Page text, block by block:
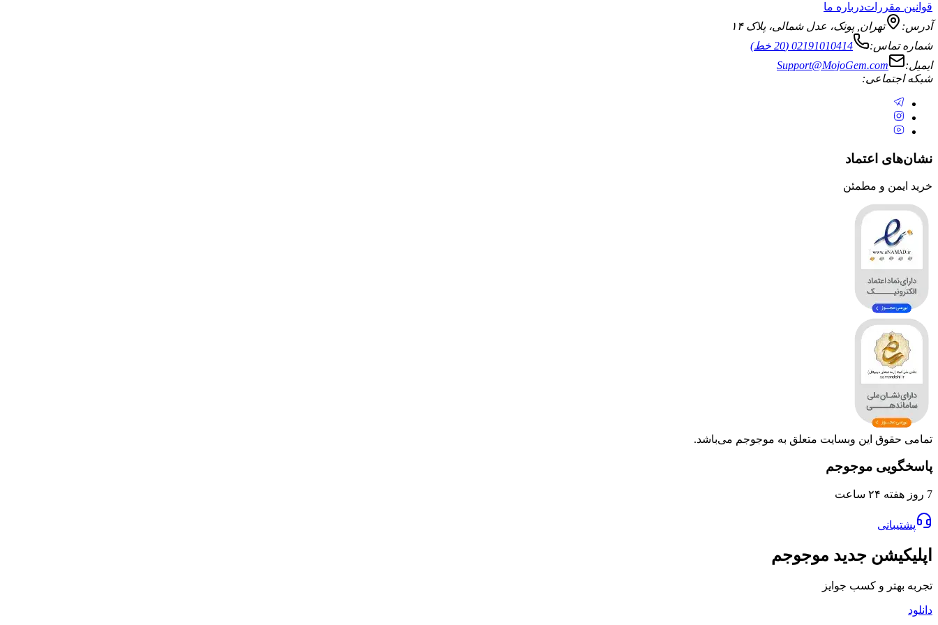
قوانین مقرراتدرباره ما
آدرس:
تهران ,پونک، عدل شمالی، پلاک ۱۴
شماره تماس:
02191010414 (20 خط)
ایمیل:
Support@MojoGem.com
شبکه اجتماعی:
نشان‌های اعتماد
خرید ایمن و مطمئن
تمامی حقوق این وبسایت متعلق به موجوجم می‌باشد.
پاسخگویی موجوجم
7 روز هفته ۲۴ ساعت
پشتیبانی
اپلیکیشن جدید موجوجم
تجربه بهتر و کسب جوایز
دانلود